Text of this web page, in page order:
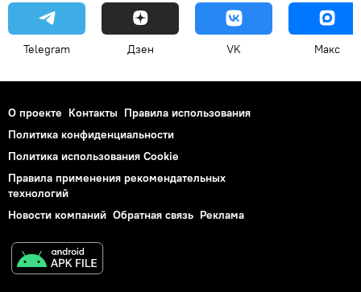
Telegram Дзен VK Макс
О проекте Контакты Правила использования
Политика конфиденциальности
Политика использования Cookie
Правила применения рекомендательных
технологий
Новости компаний Обратная связь Реклама